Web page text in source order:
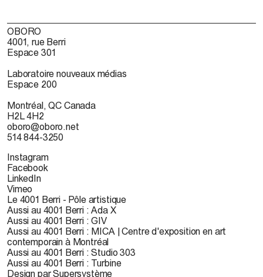
OBORO
4001, rue Berri
Espace 301
Laboratoire nouveaux médias
Espace 200
Montréal, QC Canada
H2L 4H2
oboro@oboro.net
514 844-3250
Instagram
Facebook
LinkedIn
Vimeo
Le 4001 Berri - Pôle artistique
Aussi au 4001 Berri : Ada X
Aussi au 4001 Berri : GIV
Aussi au 4001 Berri : MICA | Centre d'exposition en art
contemporain à Montréal
Aussi au 4001 Berri : Studio 303
Aussi au 4001 Berri : Turbine
Design par Supersystème